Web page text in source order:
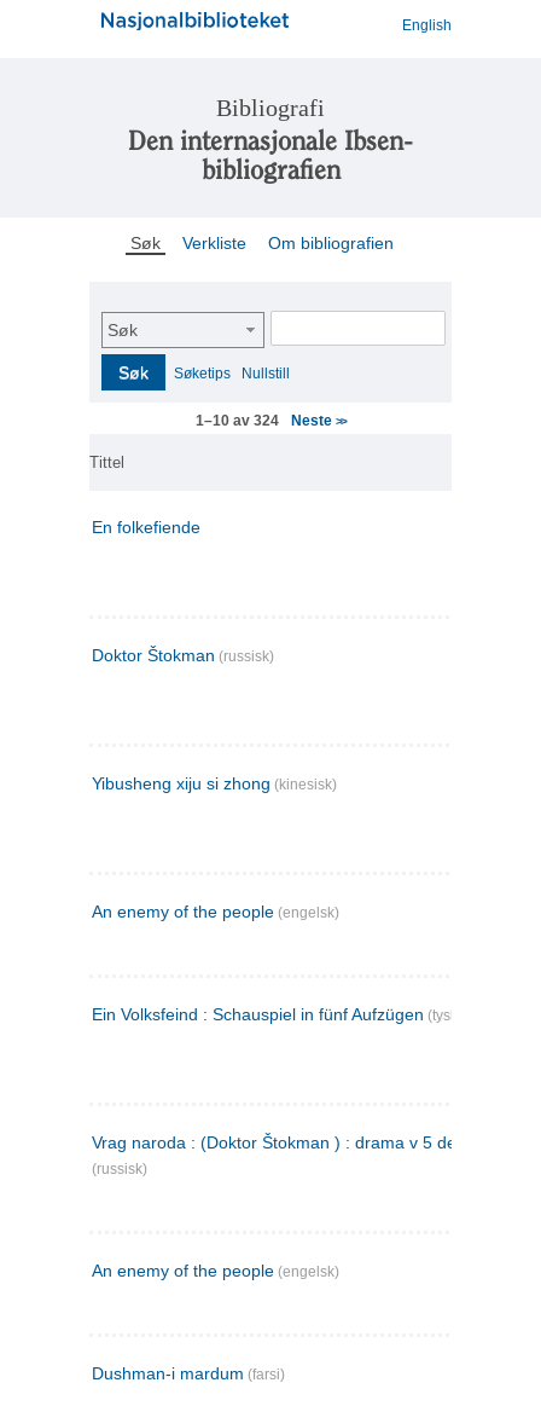
English
Bibliografi
Den internasjonale Ibsen-
bibliografien
Søk Verkliste Om bibliografien
Søk
Søk Søketips Nullstill
1–10 av 324 Neste >>
Tittel
En folkefiende
Doktor Štokman (russisk)
Yibusheng xiju si zhong (kinesisk)
An enemy of the people (engelsk)
Ein Volksfeind : Schauspiel in fünf Aufzügen (tysk)
Vrag naroda : (Doktor Štokman ) : drama v 5 dejstvijach
(russisk)
An enemy of the people (engelsk)
Dushman-i mardum (farsi)